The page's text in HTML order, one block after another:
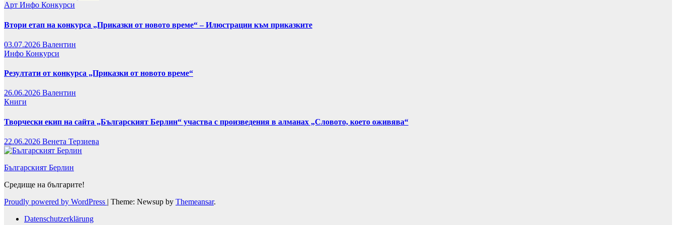
Арт Инфо Конкурси
Втори етап на конкурса „Приказки от новото време“ – Илюстрации към приказките
03.07.2026 Валентин
Инфо Конкурси
Резултати от конкурса „Приказки от новото време“
26.06.2026 Валентин
Книги
Творчески екип на сайта „Българският Берлин“ участва с произведения в алманах „Словото, което оживява“
22.06.2026 Венета Терзиева
Българският Берлин
Средище на българите!
Proudly powered by WordPress | Theme: Newsup by Themeansar.
Datenschutzerklärung